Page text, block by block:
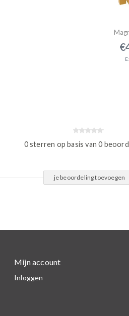
0 sterren op basis van 0
je beoordeling toevoegen
Mijn account
Inloggen